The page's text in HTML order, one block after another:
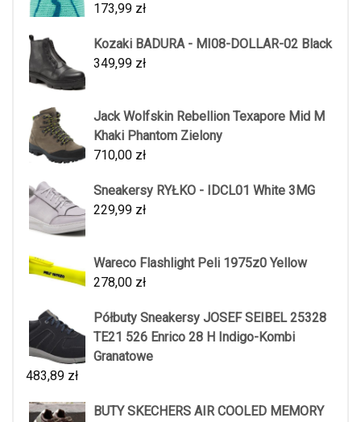
173,99 zł
Kozaki BADURA - MI08-DOLLAR-02 Black
349,99 zł
Jack Wolfskin Rebellion Texapore Mid M
Khaki Phantom Zielony
710,00 zł
Sneakersy RYŁKO - IDCL01 White 3MG
229,99 zł
Wareco Flashlight Peli 1975z0 Yellow
278,00 zł
Półbuty Sneakersy JOSEF SEIBEL 25328
TE21 526 Enrico 28 H Indigo-Kombi
Granatowe
483,89 zł
BUTY SKECHERS AIR COOLED MEMORY